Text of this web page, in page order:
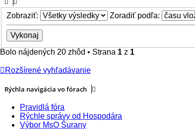
Zobraziť: Zoradiť podľa:
Bolo nájdených 20 zhôd • Strana 1 z 1
Rozšírené vyhľadávanie
Rýchla navigácia vo fórach
Pravidlá fóra
Rýchle správy od Hospodára
Výbor MsO Šurany